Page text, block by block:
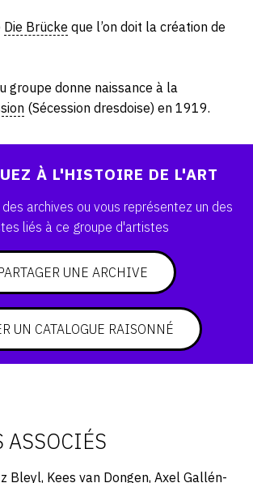
SON CATALOGUE RAISONNÉ
SON SITE ARTISTE
À PROPOS
L'ÉQUIPE OAM
À PROPOS D'OAM
CONTACT
Die Brücke que l’on doit la création de
groupe donne naissance à la
(Sécession dresdoise) en 1919.
À L'HISTOIRE DE L'ART
archives ou vous représentez un des
liés à ce groupe d'artistes
UNE ARCHIVE
UN CATALOGUE RAISONNÉ
ASSOCIÉS
Bleyl, Kees van Dongen, Axel Gallén-